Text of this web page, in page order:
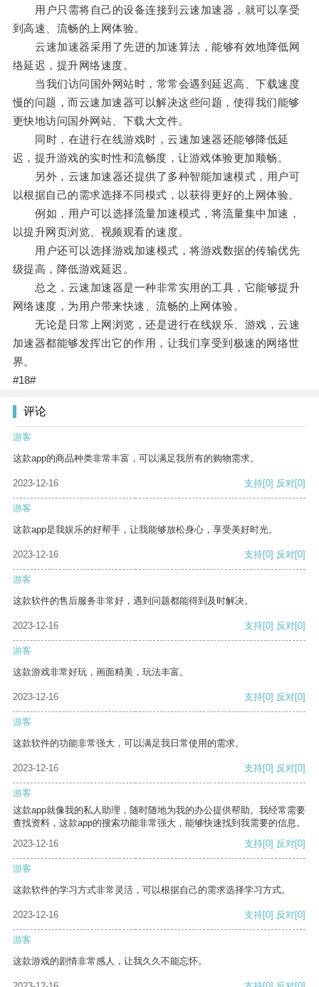
用户只需将自己的设备连接到云速加速器，就可以享受
到高速、流畅的上网体验。
云速加速器采用了先进的加速算法，能够有效地降低网
络延迟，提升网络速度。
当我们访问国外网站时，常常会遇到延迟高、下载速度
慢的问题，而云速加速器可以解决这些问题，使得我们能够
更快地访问国外网站、下载大文件。
同时，在进行在线游戏时，云速加速器还能够降低延
迟，提升游戏的实时性和流畅度，让游戏体验更加顺畅。
另外，云速加速器还提供了多种智能加速模式，用户可
以根据自己的需求选择不同模式，以获得更好的上网体验。
例如，用户可以选择流量加速模式，将流量集中加速，
以提升网页浏览、视频观看的速度。
用户还可以选择游戏加速模式，将游戏数据的传输优先
级提高，降低游戏延迟。
总之，云速加速器是一种非常实用的工具，它能够提升
网络速度，为用户带来快速、流畅的上网体验。
无论是日常上网浏览，还是进行在线娱乐、游戏，云速
加速器都能够发挥出它的作用，让我们享受到极速的网络世
界。
#18#
评论
游客
这款app的商品种类非常丰富，可以满足我所有的购物需求。
2023-12-16 支持[0] 反对[0]
游客
这款app是我娱乐的好帮手，让我能够放松身心，享受美好时光。
2023-12-16 支持[0] 反对[0]
游客
这款软件的售后服务非常好，遇到问题都能得到及时解决。
2023-12-16 支持[0] 反对[0]
游客
这款游戏非常好玩，画面精美，玩法丰富。
2023-12-16 支持[0] 反对[0]
游客
这款软件的功能非常强大，可以满足我日常使用的需求。
2023-12-16 支持[0] 反对[0]
游客
这款app就像我的私人助理，随时随地为我的办公提供帮助。我经常需要
查找资料，这款app的搜索功能非常强大，能够快速找到我需要的信息。
2023-12-16
支持[0] 反对[0]
游客
这款软件的学习方式非常灵活，可以根据自己的需求选择学习方式。
2023-12-16 支持[0] 反对[0]
游客
这款游戏的剧情非常感人，让我久久不能忘怀。